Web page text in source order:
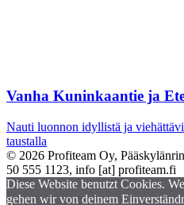
Vanha Kuninkaantie ja
Nauti luonnon idyllistä ja
taustalla
© 2026 Profiteam Oy,
50 555 1123, info [at] profiteam.fi
Diese Website benutzt Cookies.
gehen wir von deinem